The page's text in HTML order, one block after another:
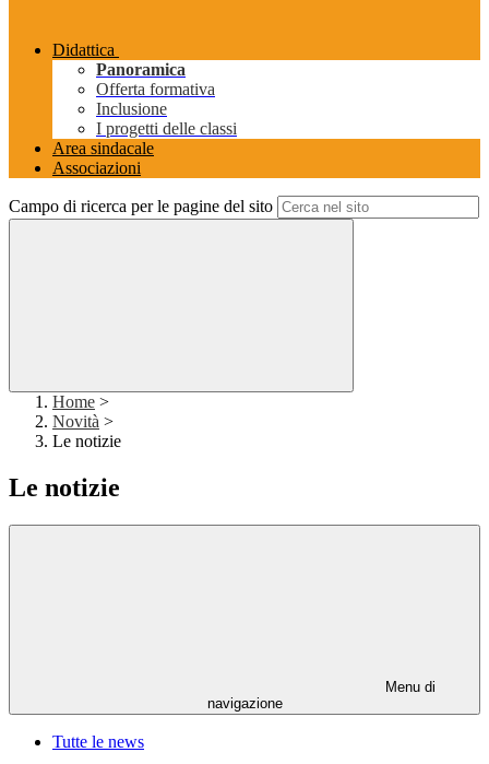
Didattica
Panoramica
Offerta formativa
Inclusione
I progetti delle classi
Area sindacale
Associazioni
Campo di ricerca per le pagine del sito
Home >
Novità >
Le notizie
Le notizie
Menu di
navigazione
Tutte le news